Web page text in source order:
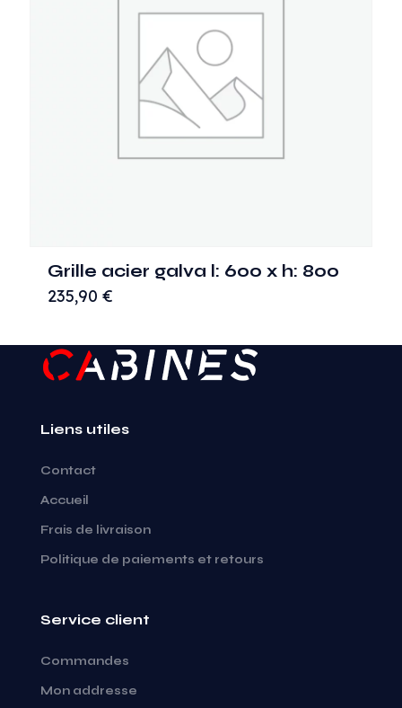
Grille acier galva l: 600 x h: 800
235,90 €
Liens utiles
Contact
Accueil
Frais de livraison
Politique de paiements et retours
Service client
Commandes
Mon addresse